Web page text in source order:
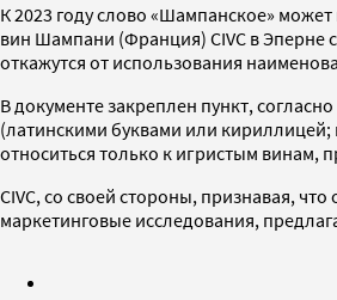
К 2023 году слово «Шампанское»
вин Шампани (Франция) CIVC в Эперне
откажутся от использования
В документе закреплен пункт,
(латинскими буквами или
относиться только к игристым
CIVC, со своей стороны, признавая,
маркетинговые исследования,